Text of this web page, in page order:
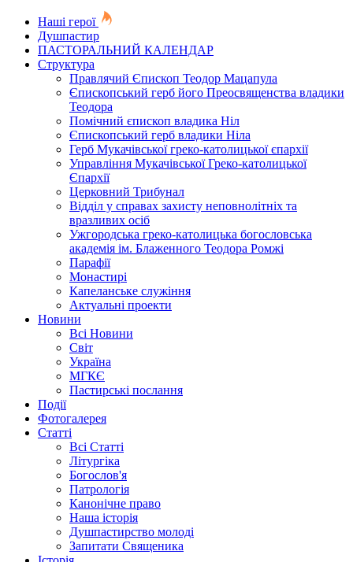
Наші герої
Душпастир
ПАСТОРАЛЬНИЙ КАЛЕНДАР
Структура
Правлячий Єпископ Теодор Мацапула
Єпископський герб його Преосвященства владики
Теодора
Помічний єпископ владика Ніл
Єпископський герб владики Ніла
Герб Мукачівської греко-католицької єпархії
Управління Мукачівської Греко-католицької
Єпархії
Церковний Трибунал
Відділ у справах захисту неповнолітніх та
вразливих осіб
Ужгородська греко-католицька богословська
академія ім. Блаженного Теодора Ромжі
Парафії
Монастирі
Капеланське служіння
Актуальні проекти
Новини
Всі Новини
Світ
Україна
МГКЄ
Пастирські послання
Події
Фотогалерея
Статті
Всі Статті
Літургіка
Богослов'я
Патрологія
Канонічне право
Наша історія
Душпастирство молоді
Запитати Священика